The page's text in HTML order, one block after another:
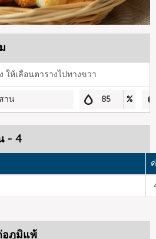
ให้เลื่อนตารางไปทางขวา
าน 85 %
- 4
อภูมิแพ้